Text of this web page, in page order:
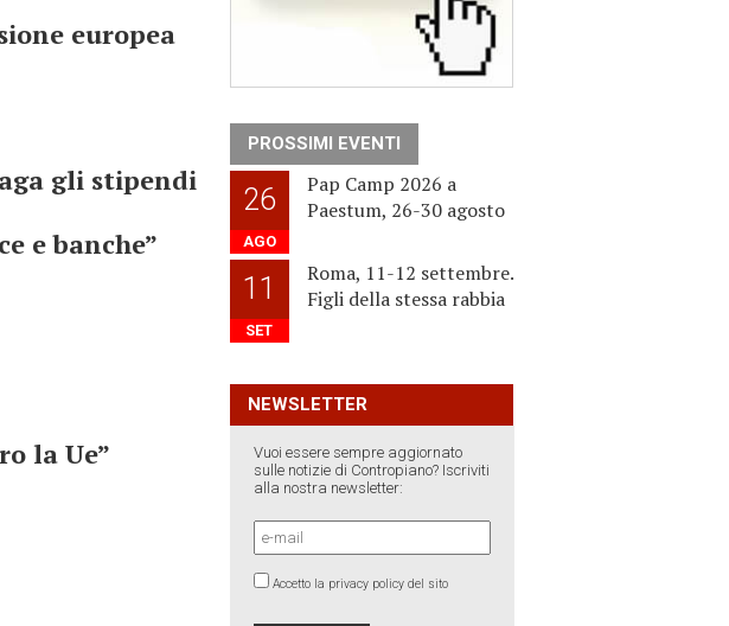
europea
gli stipendi
e banche”
la Ue”
PROSSIMI EVENTI
26
AGO
Pap Camp 2026 a
Paestum, 26-30 agosto
11
SET
Roma, 11-12 settembre.
Figli della stessa rabbia
NEWSLETTER
Vuoi essere sempre aggiornato
sulle notizie di Contropiano? Iscriviti
alla nostra newsletter:
Accetto la privacy policy del sito